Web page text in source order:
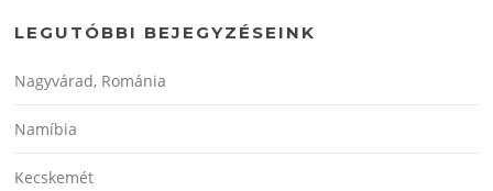
LEGUTÓBBI BEJEGYZÉSEINK
Nagyvárad, Románia
Namíbia
Kecskemét